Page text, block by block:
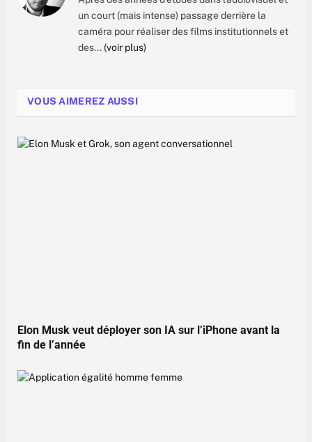
un court (mais intense) passage derrière la
caméra pour réaliser des films institutionnels et
des... (voir plus)
VOUS AIMEREZ AUSSI
Elon Musk veut déployer son IA sur l’iPhone avant la
fin de l’année